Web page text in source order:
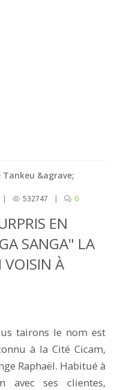
&agrave;
| 532747 | 0
EN
SANGA" LA
VOISIN À
tairons le nom est
à la Cité Cicam,
Raphaël. Habitué à
avec ses clientes,